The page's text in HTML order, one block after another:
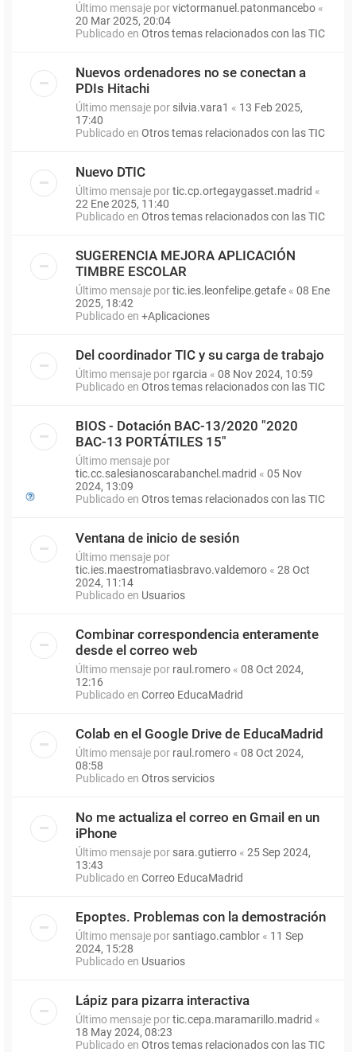
Último mensaje porvictormanuel.patonmancebo «
20 Mar 2025, 20:04
Publicado en Otros temas relacionados con las TIC
Nuevos ordenadores no se conectan a
PDIs Hitachi
Último mensaje por silvia.vara1 « 13 Feb 2025,
17:40
Publicado en Otros temas relacionados con las TIC
Nuevo DTIC
Último mensaje portic.cp.ortegaygasset.madrid «
22 Ene 2025, 11:40
Publicado en Otros temas relacionados con las TIC
SUGERENCIA MEJORA APLICACIÓN
TIMBRE ESCOLAR
Último mensaje portic.ies.leonfelipe.getafe « 08 Ene
2025, 18:42
Publicado en +Aplicaciones
Del coordinador TIC y su carga de trabajo
Último mensaje por rgarcia « 08 Nov 2024, 10:59
Publicado en Otros temas relacionados con las TIC
BIOS - Dotación BAC-13/2020 "2020
BAC-13 PORTÁTILES 15"
Último mensaje por
tic.cc.salesianoscarabanchel.madrid « 05 Nov
2024, 13:09
Publicado en Otros temas relacionados con las TIC
Ventana de inicio de sesión
Último mensaje por
tic.ies.maestromatiasbravo.valdemoro « 28 Oct
2024, 11:14
Publicado en Usuarios
Combinar correspondencia enteramente
desde el correo web
Último mensaje por raul.romero « 08 Oct 2024,
12:16
Publicado en Correo EducaMadrid
Colab en el Google Drive de EducaMadrid
Último mensaje por raul.romero « 08 Oct 2024,
08:58
Publicado en Otros servicios
No me actualiza el correo en Gmail en un
iPhone
Último mensaje por sara.gutierro « 25 Sep 2024,
13:43
Publicado en Correo EducaMadrid
Epoptes. Problemas con la demostración
Último mensaje por santiago.camblor « 11 Sep
2024, 15:28
Publicado en Usuarios
Lápiz para pizarra interactiva
Último mensaje portic.cepa.maramarillo.madrid «
18 May 2024, 08:23
Publicado en Otros temas relacionados con las TIC